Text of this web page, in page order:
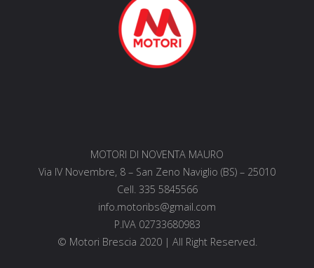
MOTORI DI NOVENTA MAURO
Via IV Novembre, 8 – San Zeno Naviglio (BS) – 25010
Cell. 335 5845566
info.motoribs@gmail.com
P.IVA 02733680983
© Motori Brescia 2020 | All Right Reserved.